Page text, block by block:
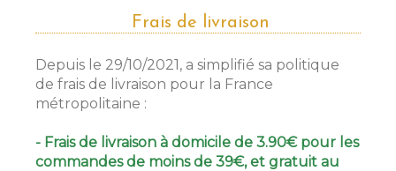
Frais de livraison
Depuis le 29/10/2021, a simplifié sa politique
de frais de livraison pour la France
métropolitaine :
- Frais de livraison à domicile de 3.90€ pour les
commandes de moins de 39€, et gratuit au